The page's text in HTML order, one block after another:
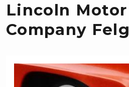
Lincoln Motor
Company